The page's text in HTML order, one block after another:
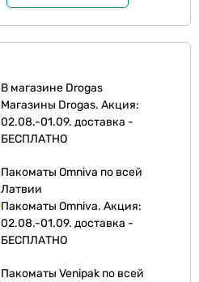
В магазине Drogas
Магазины Drogas. Акция:
02.08.-01.09. доставка -
БЕСПЛАТНО
Пакоматы Omniva по всей
Латвии
Пакоматы Omniva. Акция:
02.08.-01.09. доставка -
БЕСПЛАТНО
Пакоматы Venipak по всей